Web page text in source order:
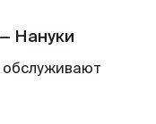
Нануки